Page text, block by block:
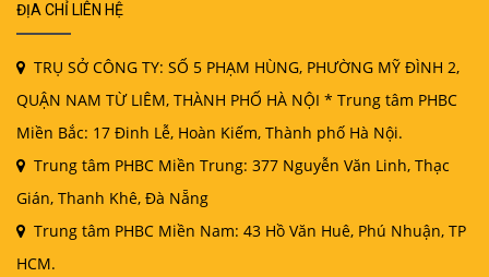
ĐỊA CHỈ LIÊN HỆ
TRỤ SỞ CÔNG TY: SỐ 5 PHẠM HÙNG, PHƯỜNG MỸ ĐÌNH 2,
QUẬN NAM TỪ LIÊM, THÀNH PHỐ HÀ NỘI * Trung tâm PHBC
Miền Bắc: 17 Đinh Lễ, Hoàn Kiếm, Thành phố Hà Nội.
Trung tâm PHBC Miền Trung: 377 Nguyễn Văn Linh, Thạc
Gián, Thanh Khê, Đà Nẵng
Trung tâm PHBC Miền Nam: 43 Hồ Văn Huê, Phú Nhuận, TP
HCM.